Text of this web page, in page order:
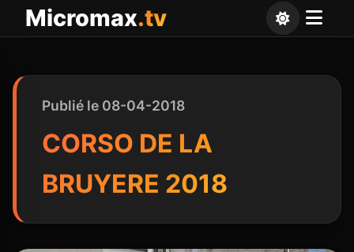
Micromax.tv
Publié le 08-04-2018
CORSO DE LA
BRUYERE 2018
Panneau de gestion des cookies